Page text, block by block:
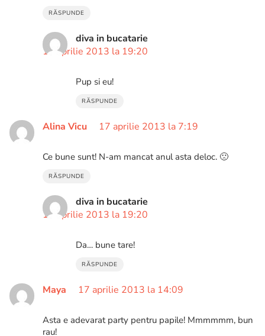
RĂSPUNDE
diva in bucatarie
18 aprilie 2013 la 19:20
Pup si eu!
RĂSPUNDE
Alina Vicu 17 aprilie 2013 la 7:19
Ce bune sunt! N-am mancat anul asta deloc. 🙁
RĂSPUNDE
diva in bucatarie
18 aprilie 2013 la 19:20
Da… bune tare!
RĂSPUNDE
Maya 17 aprilie 2013 la 14:09
Asta e adevarat party pentru papile! Mmmmmm, bun
rau!